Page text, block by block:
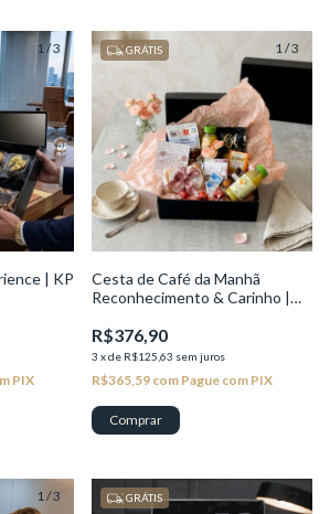
1/3
| KP
PIX
1/3
GRÁTIS
Cesta de Café da Manhã
Reconhecimento & Carinho |
R$376,90
3 xde R$125,63 sem juros
R$365,59 com Pague com PIX
1/3 1/ 2
GRÁTIS